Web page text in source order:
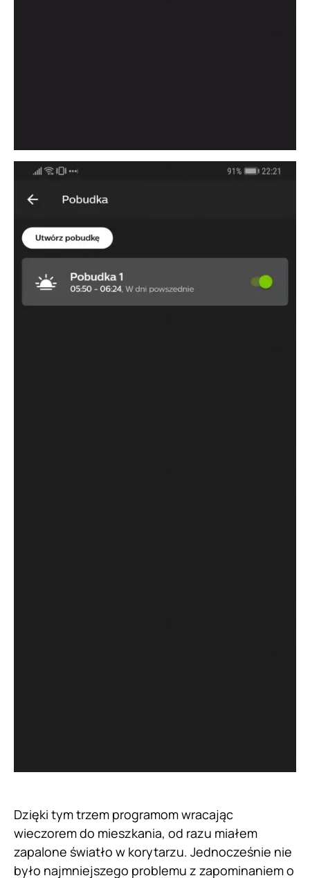
Dzięki tym trzem programom wracając
wieczorem do mieszkania, od razu miałem
zapalone światło w korytarzu. Jednocześnie nie
było najmniejszego problemu z zapominaniem o